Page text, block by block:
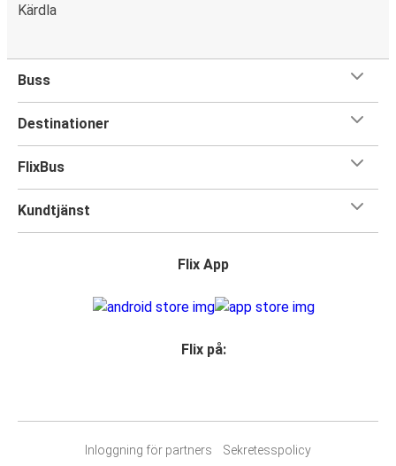
Kärdla
Buss
Destinationer
FlixBus
Kundtjänst
Flix App
Flix på:
Inloggning för partners
Sekretesspolicy